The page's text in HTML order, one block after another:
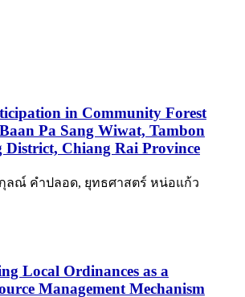
in Community Forest
Pa Sang Wiwat, Tambon
District, Chiang Rai Province
ลณ์ คำปลอด, ยุทธศาสตร์ หน่อแก้ว
Local Ordinances as a
Management Mechanism